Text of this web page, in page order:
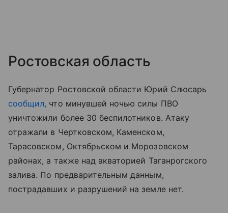
Ростовская область
Губернатор Ростовской области Юрий Слюсарь
сообщил, что минувшей ночью силы ПВО
уничтожили более 30 беспилотников. Атаку
отражали в Чертковском, Каменском,
Тарасовском, Октябрьском и Морозовском
районах, а также над акваторией Таганрогского
залива. По предварительным данным,
пострадавших и разрушений на земле нет.